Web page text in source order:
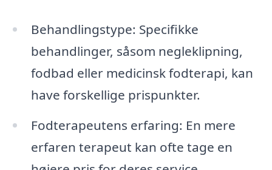
Behandlingstype: Specifikke
behandlinger, såsom negleklipning,
fodbad eller medicinsk fodterapi, kan
have forskellige prispunkter.
Fodterapeutens erfaring: En mere
erfaren terapeut kan ofte tage en